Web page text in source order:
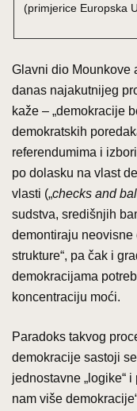
(primjerice Europska
Glavni dio Mounkove
danas najakutnijeg
kaže – „demokracije
demokratskih
referendumima i
po dolasku na vlast
vlasti („checks and
sudstva, središnjih
demontiraju neovisne
strukture“, pa čak i
demokracijama
koncentraciju moći.
Paradoks takvog
demokracije sastoji
jednostavne „logike“
nam više